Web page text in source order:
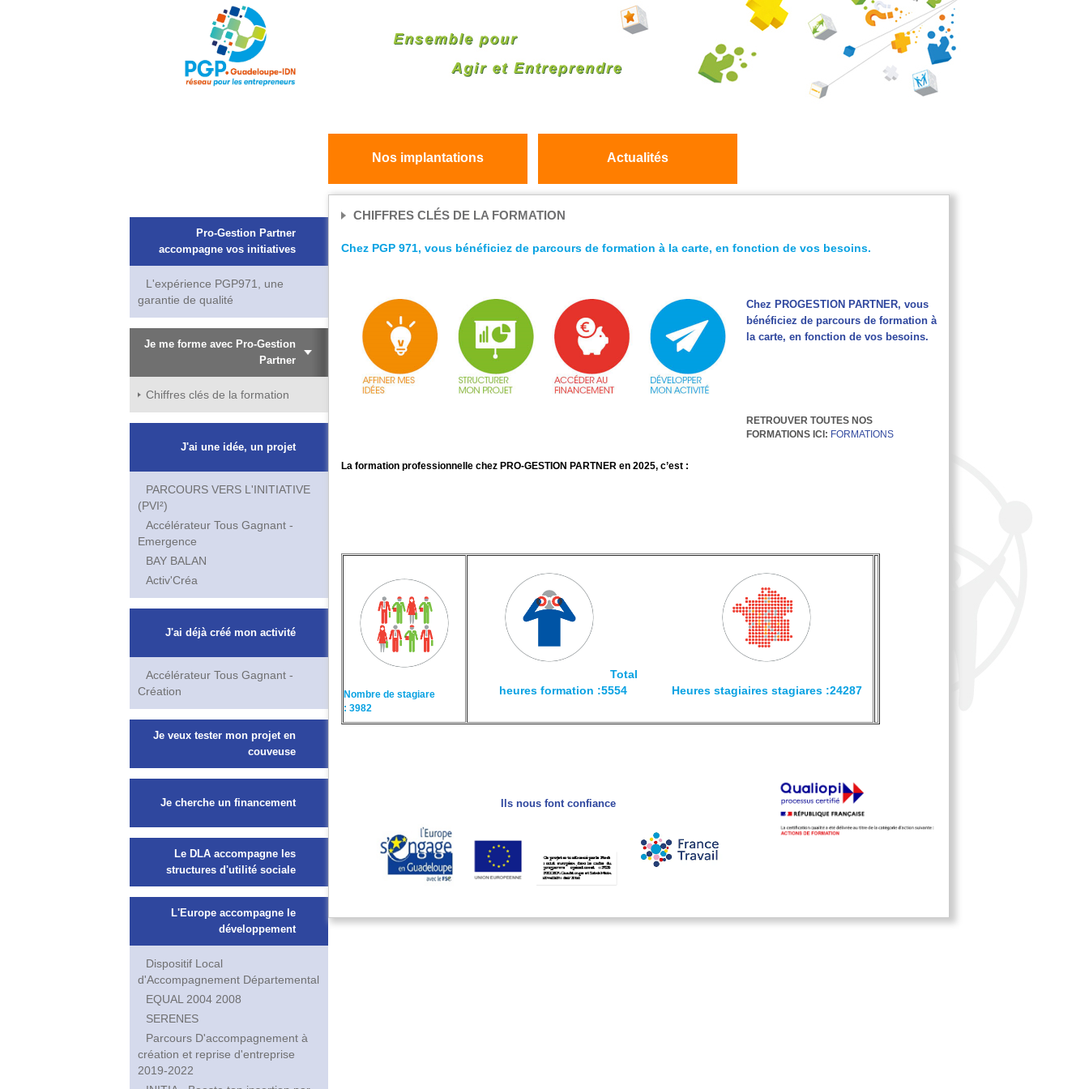
Nos implantations Actualités
Pro-Gestion Partner
accompagne vos initiatives
L'expérience PGP971, une
garantie de qualité
Je me forme avec Pro-Gestion
Partner
Chiffres clés de la formation
J'ai une idée, un projet
PARCOURS VERS L'INITIATIVE
(PVI²)
Accélérateur Tous Gagnant -
Emergence
BAY BALAN
Activ'Créa
J'ai déjà créé mon activité
Accélérateur Tous Gagnant -
Création
Je veux tester mon projet en
couveuse
Je cherche un financement
Le DLA accompagne les
structures d'utilité sociale
L'Europe accompagne le
développement
Dispositif Local
d'Accompagnement Départemental
EQUAL 2004 2008
SERENES
Parcours D'accompagnement à
création et reprise d'entreprise
2019-2022
CHIFFRES CLÉS DE LA FORMATION
Chez PGP 971, vous bénéficiez de parcours de formation à la carte, en fonction de vos besoins.
Chez PROGESTION PARTNER, vous
bénéficiez de parcours de formation à
la carte, en fonction de vos besoins.
RETROUVER TOUTES NOS
FORMATIONS ICI: FORMATIONS
La formation professionnelle chez PRO-GESTION PARTNER en 2025, c’est :
Nombre de stagiare
: 3982
Total
heures formation :5554
Heures stagiaires stagiares :24287
Ils nous font confiance